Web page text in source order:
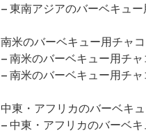
– 東南アジアのバーベキュ
南米のバーベキュー用チャ
– 南米のバーベキュー用チ
– 南米のバーベキュー用チ
中東・アフリカのバーベキ
– 中東・アフリカのバーベ